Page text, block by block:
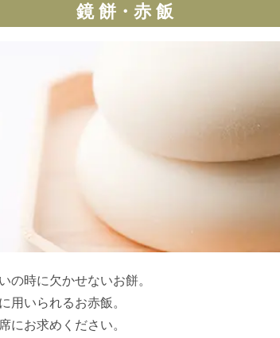
鏡 餅・赤 飯
の時に欠かせないお餅。
用いられるお赤飯。
にお求めください。